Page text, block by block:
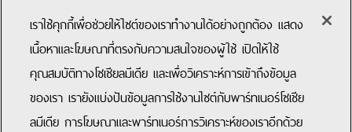
บางปะกอก-รังสิต 2
บางปะกอกสมุทรปราการ
FacebookYoutube
เราใช้คุกกี้เพื่อช่วยให้ไซต์ของเราทำงานได้อย่างถูกต้อง แสดง
เนื้อหาและโฆษณาที่ตรงกับความสนใจของผู้ใช้ เปิดให้ใช้
คุณสมบัติทางโซเชียลมีเดีย และเพื่อวิเคราะห์การเข้าถึงข้อมูล
ของเรา เรายังแบ่งปันข้อมูลการใช้งานไซต์กับพาร์ทเนอร์โซเชีย
ลมีเดีย การโฆษณาและพาร์ทเนอร์การวิเคราะห์ของเราอีกด้วย